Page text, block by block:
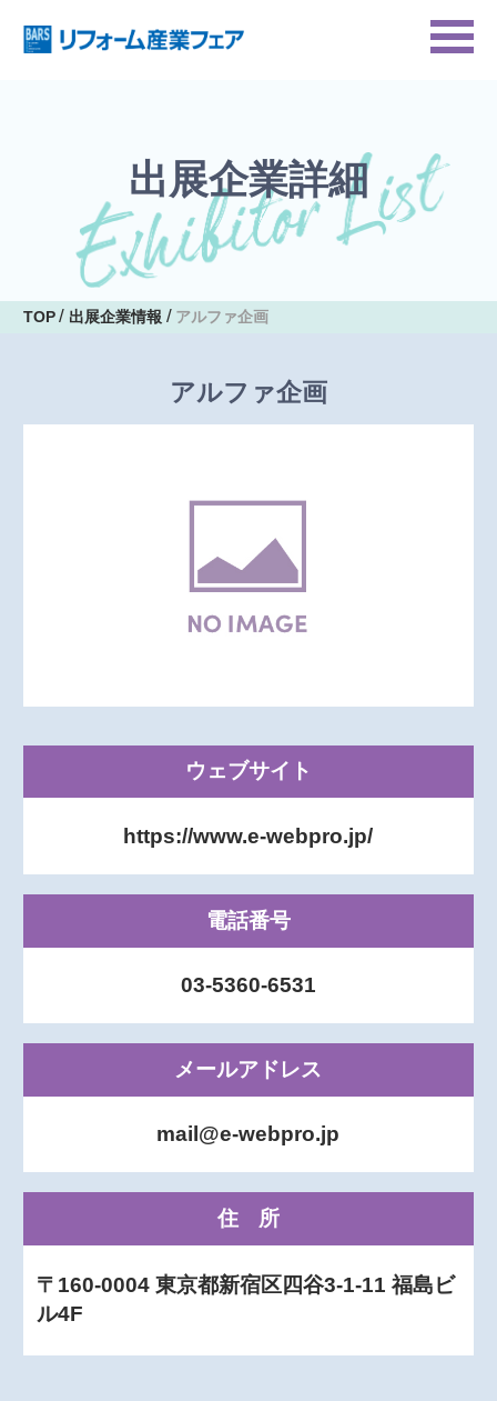
出展企業詳細
TOP 出展企業情報 アルファ企画
アルファ企画
ウェブサイト
https://www.e-webpro.jp/
電話番号
03-5360-6531
メールアドレス
mail@e-webpro.jp
住所
〒160-0004 東京都新宿区四谷3-1-11 福島ビ
ル4F